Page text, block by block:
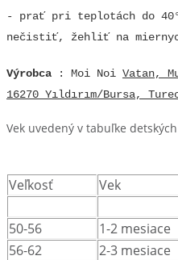
- prať pri teplotách do
nečistiť, žehliť na
Výrobca : Moi Noi Vatan,
16270 Yıldırım/Bursa,
Vek uvedený v tabuľke
Veľkosť Vek
50-56 1-2 mesiace
56-62
2-3 mesiace